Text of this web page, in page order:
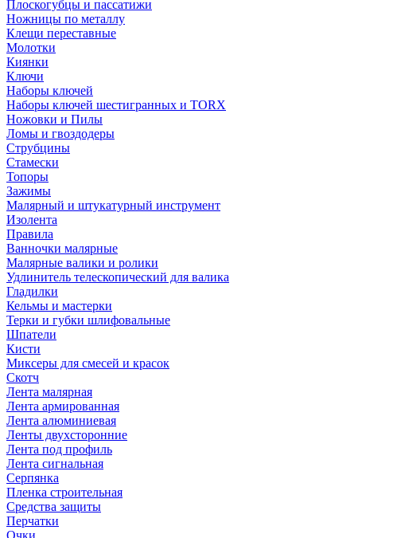
Плоскогубцы и пассатижи
Ножницы по металлу
Клещи переставные
Молотки
Киянки
Ключи
Наборы ключей
Наборы ключей шестигранных и TORX
Ножовки и Пилы
Ломы и гвоздодеры
Струбцины
Стамески
Топоры
Зажимы
Малярный и штукатурный инструмент
Изолента
Правила
Ванночки малярные
Малярные валики и ролики
Удлинитель телескопический для валика
Гладилки
Кельмы и мастерки
Терки и губки шлифовальные
Шпатели
Кисти
Миксеры для смесей и красок
Скотч
Лента малярная
Лента армированная
Лента алюминиевая
Ленты двухсторонние
Лента под профиль
Лента сигнальная
Серпянка
Пленка строительная
Средства защиты
Перчатки
Очки